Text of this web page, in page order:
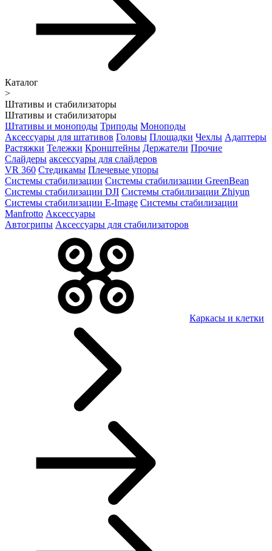
Каталог
>
Штативы и стабилизаторы
Штативы и стабилизаторы
Штативы и моноподы Триподы Моноподы
Аксессуары для штативов Головы Площадки Чехлы Адаптеры
Растяжки Тележки Кронштейны Держатели Прочие
Слайдеры аксессуары для слайдеров
VR 360 Стедикамы Плечевые упоры
Системы стабилизации Системы стабилизации GreenBean
Системы стабилизации DJI Системы стабилизации Zhiyun
Системы стабилизации E-Image Системы стабилизации
Manfrotto Аксессуары
Автогрипы Аксессуары для стабилизаторов
Каркасы и клетки